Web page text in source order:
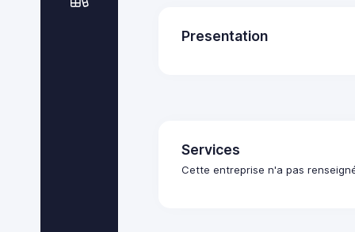
Presentation
Services
Cette entreprise n'a pas